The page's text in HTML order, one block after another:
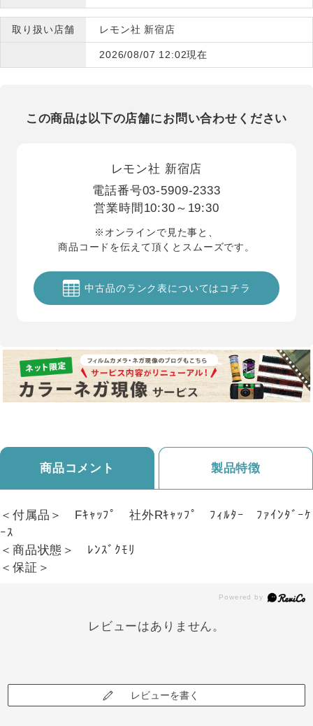
取り扱い店舗 レモン社 新宿店
2026/08/07 12:02現在
この商品は以下の店舗にお問い合わせください
レモン社 新宿店
電話番号03-5909-2333
営業時間 10:30～19:30
※オンラインで見た事と、
商品コードを伝えて頂くとスムーズです。
中古品のランク表についてはコチラ
商品コメント 製品特徴
＜付属品＞ Fｷｬｯﾌﾟ 社外Rｷｬｯﾌﾟ ﾌｨﾙﾀｰ ﾌｧｲﾝﾀﾞｰｹ
ｰｽ
＜商品状態＞ ﾚﾝｽﾞｸﾓﾘ
＜保証＞
レビューはありません。
レビューを書く